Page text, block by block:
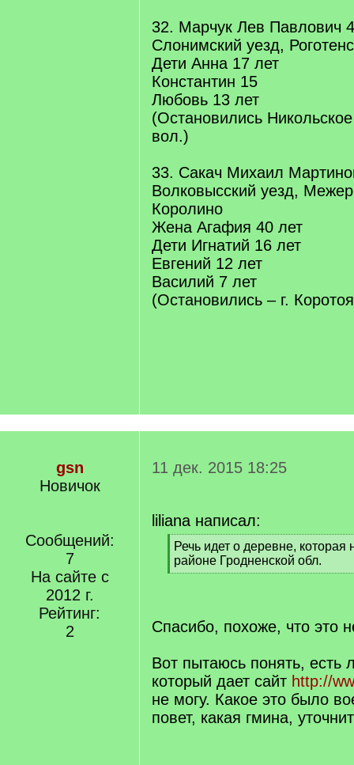
32. Марчук Лев Павлович
Слонимский уезд,
Дети Анна 17 лет
Константин 15
Любовь 13 лет
(Остановились
вол.)
33. Сакач Михаил
Волковысский уезд,
Королино
Жена Агафия 40 лет
Дети Игнатий 16 лет
Евгений 12 лет
Василий 7 лет
(Остановились – г.
gsn
Новичок
Сообщений:
7
На сайте с
2012 г.
Рейтинг:
2
11 дек. 2015 18:25
liliana написал:
[
q
]
Речь идет о деревне,
районе Гродненской обл.
[
Спасибо, похоже, что это
Вот пытаюсь понять, есть
который дает сайт http://
не могу. Какое это было
повет, какая гмина,